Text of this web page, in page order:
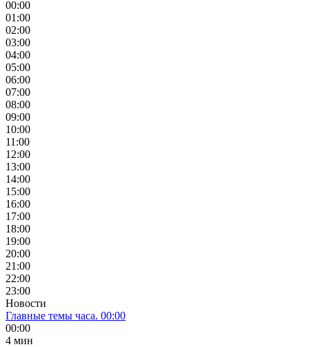
00:00
01:00
02:00
03:00
04:00
05:00
06:00
07:00
08:00
09:00
10:00
11:00
12:00
13:00
14:00
15:00
16:00
17:00
18:00
19:00
20:00
21:00
22:00
23:00
Новости
Главные темы часа. 00:00
00:00
4 мин